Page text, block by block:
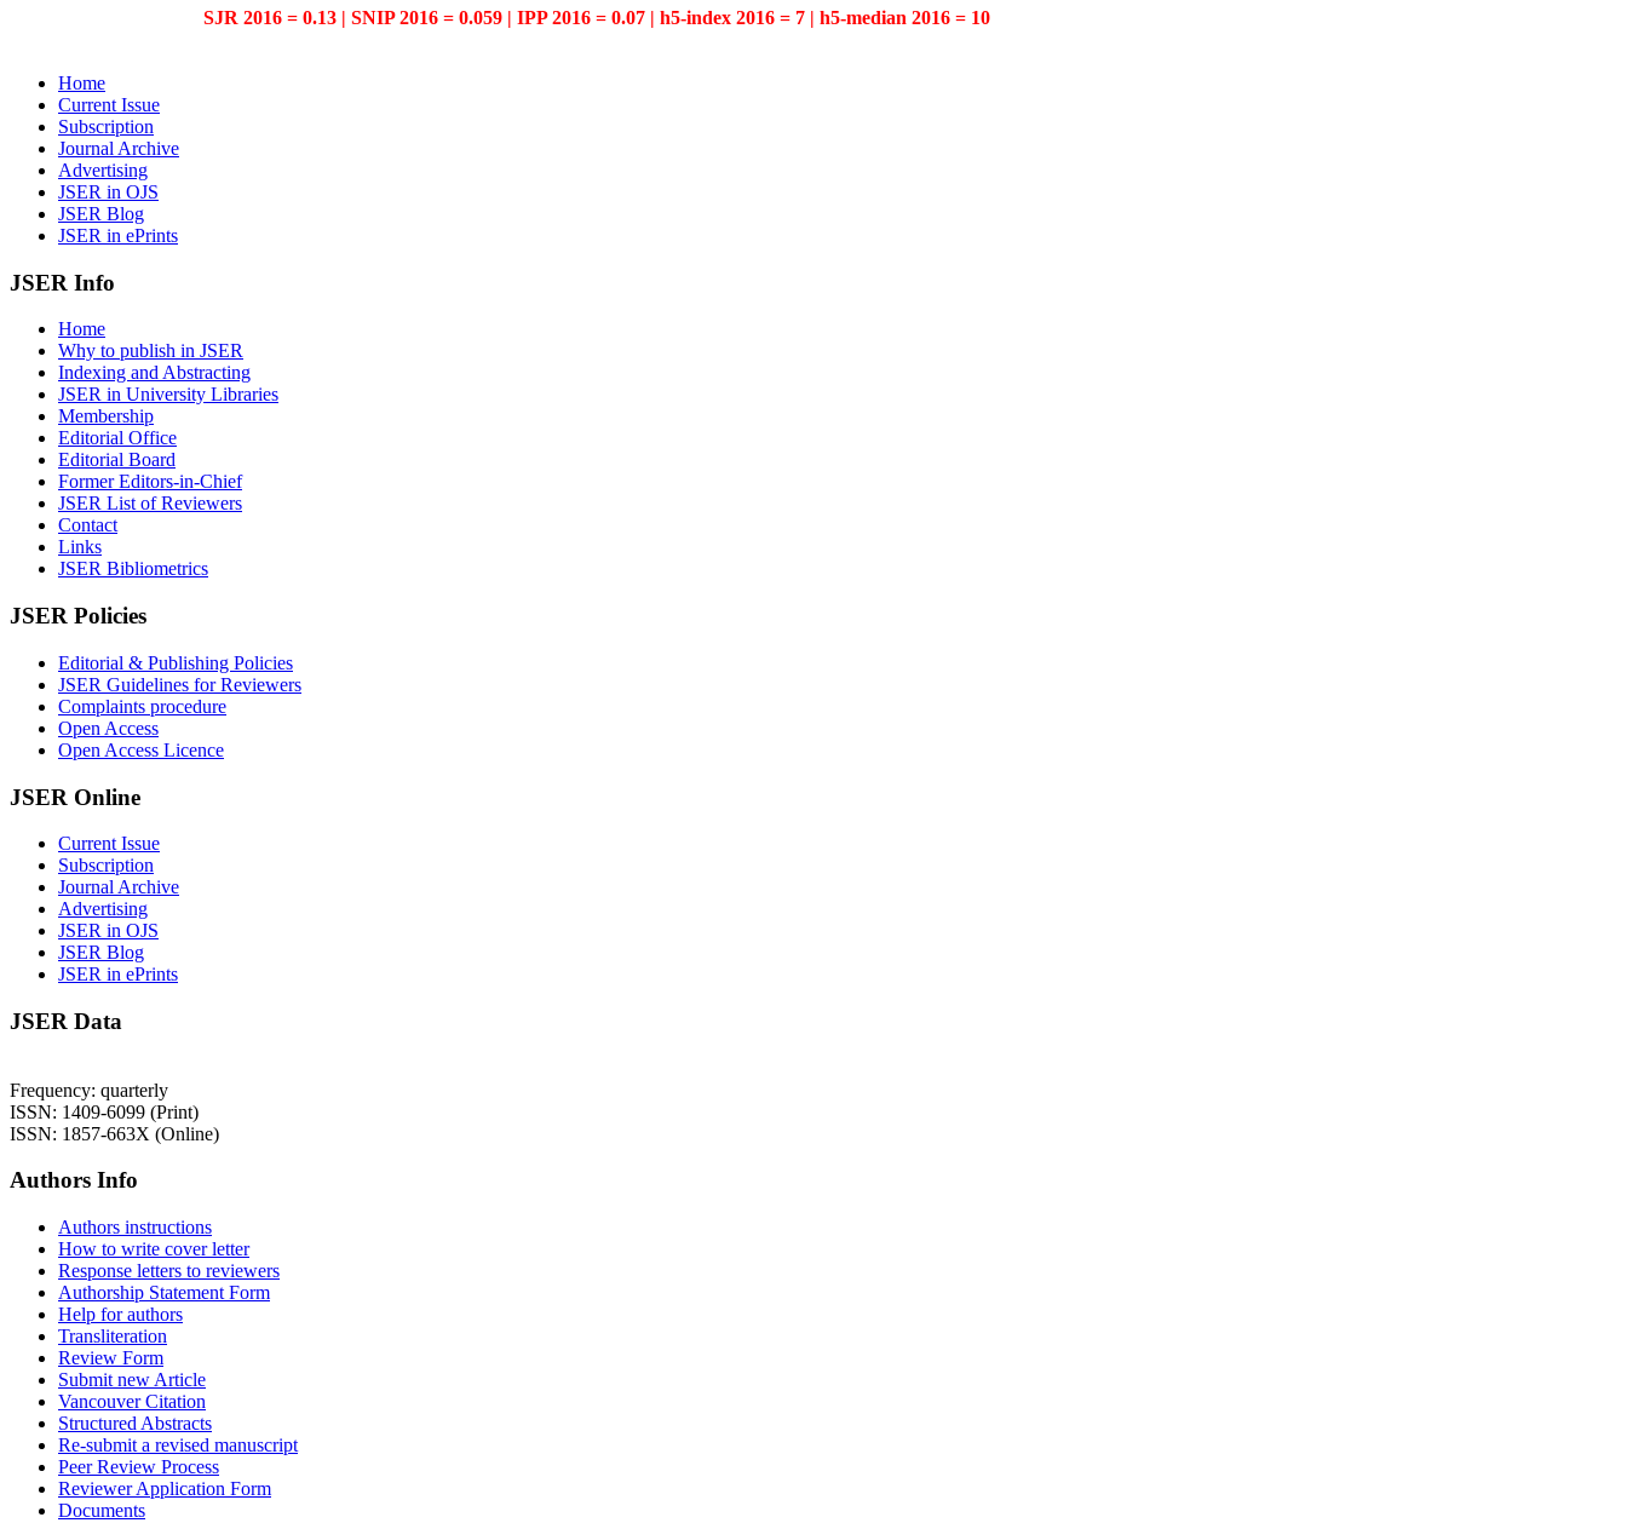
SJR 2016 = 0.13 | SNIP 2016 = 0.059 | IPP 2016 = 0.07 | h5-index 2016 = 7 | h5-median 2016 = 10
Home
Current Issue
Subscription
Journal Archive
Advertising
JSER in OJS
JSER Blog
JSER in ePrints
JSER Info
Home
Why to publish in JSER
Indexing and Abstracting
JSER in University Libraries
Membership
Editorial Office
Editorial Board
Former Editors-in-Chief
JSER List of Reviewers
Contact
Links
JSER Bibliometrics
JSER Policies
Editorial & Publishing Policies
JSER Guidelines for Reviewers
Complaints procedure
Open Access
Open Access Licence
JSER Online
Current Issue
Subscription
Journal Archive
Advertising
JSER in OJS
JSER Blog
JSER in ePrints
JSER Data
Frequency: quarterly
ISSN: 1409-6099 (Print)
ISSN: 1857-663X (Online)
Authors Info
Authors instructions
How to write cover letter
Response letters to reviewers
Authorship Statement Form
Help for authors
Transliteration
Review Form
Submit new Article
Vancouver Citation
Structured Abstracts
Re-submit a revised manuscript
Peer Review Process
Reviewer Application Form
Documents